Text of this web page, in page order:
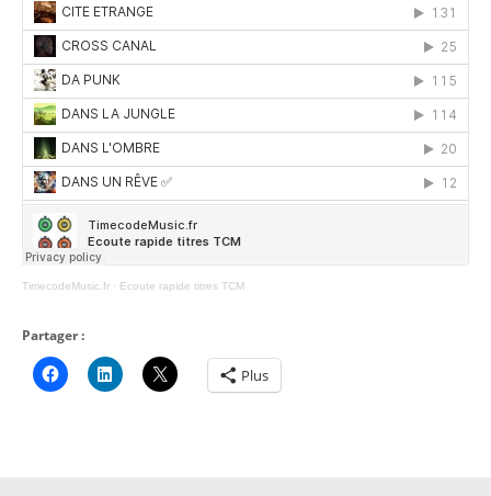
TimecodeMusic.fr · Ecoute rapide titres TCM
Partager :
Plus